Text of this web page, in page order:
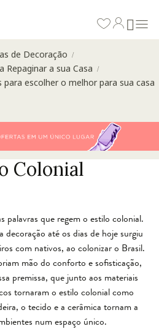
de Decoração /
Repaginar a sua Casa /
para escolher o melhor para sua casa
Colonial
palavras que regem o estilo colonial.
decoração até os dias de hoje surgiu
com nativos, ao colonizar o Brasil.
mão do conforto e sofisticação,
premissa, que junto aos materiais
tornaram o estilo colonial como
o tecido e a cerâmica tornam a
num espaço único.